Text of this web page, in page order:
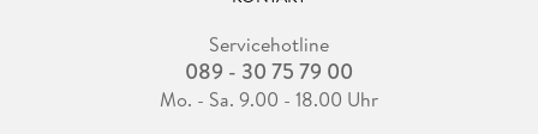
Servicehotline
089 - 30 75 79 00
Mo. - Sa. 9.00 - 18.00 Uhr